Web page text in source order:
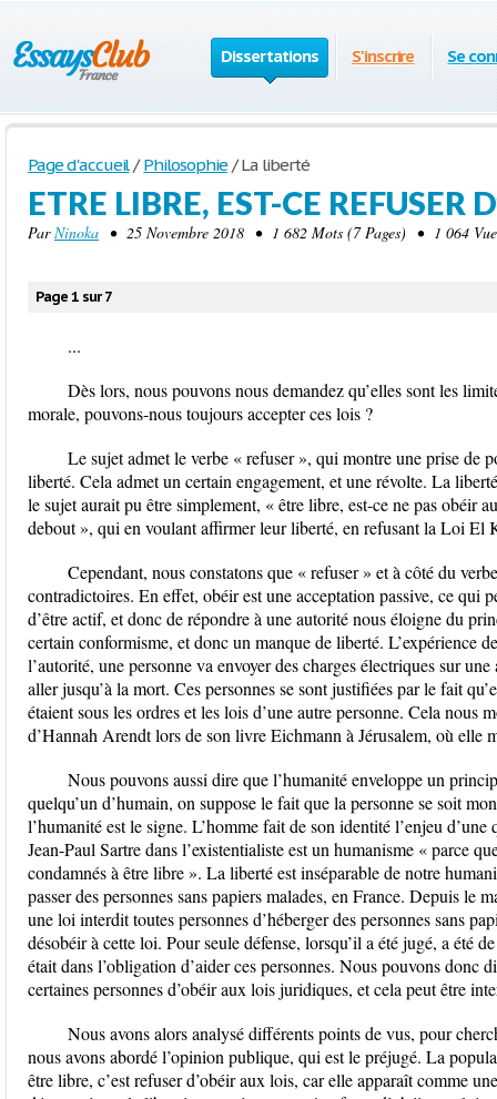
Dissertations S'inscrire Se
Page d'accueil / Philosophie /La liberté
ETRE LIBRE, EST-CE REFUSER
ParNinoka • 25 Novembre 2018 • 1 682 Mots (7 Pages) • 1 064
Page 1 sur 7
...
Dès lors, nous pouvons nous demandez qu’elles sont les
morale, pouvons-nous toujours accepter ces lois ?
Le sujet admet le verbe « refuser », qui montre une prise de
liberté. Cela admet un certain engagement, et une révolte. La
le sujet aurait pu être simplement, « être libre, est-ce ne pas obéir
debout », qui en voulant affirmer leur liberté, en refusant la Loi El
Cependant, nous constatons que « refuser » et à côté du
contradictoires. En effet, obéir est une acceptation passive, ce qui
d’être actif, et donc de répondre à une autorité nous éloigne du
certain conformisme, et donc un manque de liberté. L’expérience
l’autorité, une personne va envoyer des charges électriques sur
aller jusqu’à la mort. Ces personnes se sont justifiées par le fait
étaient sous les ordres et les lois d’une autre personne. Cela nous
d’Hannah Arendt lors de son livre Eichmann à Jérusalem, où elle
Nous pouvons aussi dire que l’humanité enveloppe un
quelqu’un d’humain, on suppose le fait que la personne se soit
l’humanité est le signe. L’homme fait de son identité l’enjeu
Jean-Paul Sartre dans l’existentialiste est un humanisme « parce
condamnés à être libre ». La liberté est inséparable de notre
passer des personnes sans papiers malades, en France. Depuis le
une loi interdit toutes personnes d’héberger des personnes sans
désobéir à cette loi. Pour seule défense, lorsqu’il a été jugé, a été
était dans l’obligation d’aider ces personnes. Nous pouvons donc
certaines personnes d’obéir aux lois juridiques, et cela peut être
Nous avons alors analysé différents points de vus, pour
nous avons abordé l’opinion publique, qui est le préjugé. La
être libre, c’est refuser d’obéir aux lois, car elle apparaît comme